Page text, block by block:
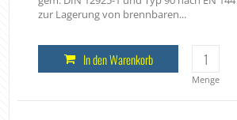
zur Lagerung von brennbaren...
Menge
In den Warenkorb